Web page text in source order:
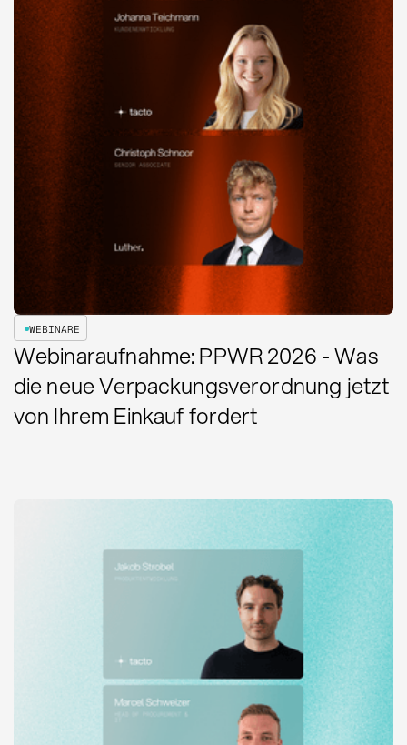
WEBINARE
Webinaraufnahme: PPWR 2026 - Was
die neue Verpackungsverordnung jetzt
von Ihrem Einkauf fordert